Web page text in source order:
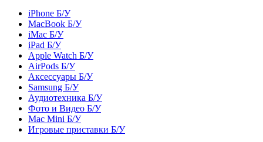
iPhone Б/У
MacBook Б/У
iMac Б/У
iPad Б/У
Apple Watch Б/У
AirPods Б/У
Аксессуары Б/У
Samsung Б/У
Аудиотехника Б/У
Фото и Видео Б/У
Mac Mini Б/У
Игровые приставки Б/У